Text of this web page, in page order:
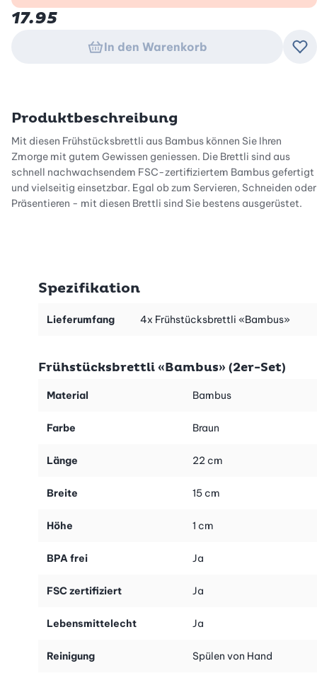
17.95
In den Warenkorb
Produktbeschreibung
Mit diesen Frühstücksbrettli aus Bambus können Sie Ihren
Zmorge mit gutem Gewissen geniessen. Die Brettli sind aus
schnell nachwachsendem FSC-zertifiziertem Bambus gefertigt
und vielseitig einsetzbar. Egal ob zum Servieren, Schneiden oder
Präsentieren - mit diesen Brettli sind Sie bestens ausgerüstet.
Spezifikation
Lieferumfang 4x Frühstücksbrettli «Bambus»
Frühstücksbrettli «Bambus» (2er-Set)
Material Bambus
Farbe Braun
Länge 22 cm
Breite 15 cm
Höhe 1 cm
BPA frei Ja
FSC zertifiziert Ja
Lebensmittelecht Ja
Reinigung Spülen von Hand